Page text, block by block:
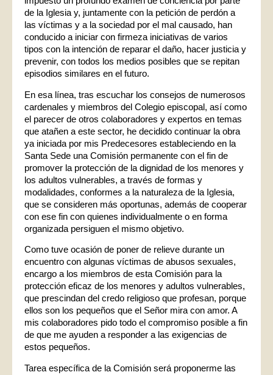
de la Iglesia y, juntamente con la petición de perdón a
las víctimas y a la sociedad por el mal causado, han
conducido a iniciar con firmeza iniciativas de varios
tipos con la intención de reparar el daño, hacer justicia y
prevenir, con todos los medios posibles que se repitan
episodios similares en el futuro.
En esa línea, tras escuchar los consejos de numerosos
cardenales y miembros del Colegio episcopal, así como
el parecer de otros colaboradores y expertos en temas
que atañen a este sector, he decidido continuar la obra
ya iniciada por mis Predecesores estableciendo en la
Santa Sede una Comisión permanente con el fin de
promover la protección de la dignidad de los menores y
los adultos vulnerables, a través de formas y
modalidades, conformes a la naturaleza de la Iglesia,
que se consideren más oportunas, además de cooperar
con ese fin con quienes individualmente o en forma
organizada persiguen el mismo objetivo.
Como tuve ocasión de poner de relieve durante un
encuentro con algunas víctimas de abusos sexuales,
encargo a los miembros de esta Comisión para la
protección eficaz de los menores y adultos vulnerables,
que prescindan del credo religioso que profesan, porque
ellos son los pequeños que el Señor mira con amor. A
mis colaboradores pido todo el compromiso posible a fin
de que me ayuden a responder a las exigencias de
estos pequeños.
Tarea específica de la Comisión será proponerme las